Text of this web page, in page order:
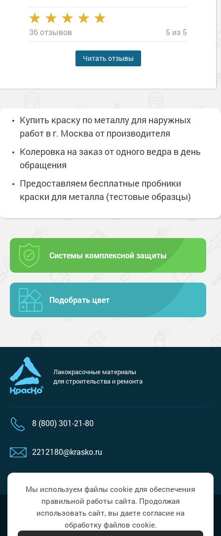
36 отзывов 5 из 5
Читать отзывы
Купить краску по металлу для наружных
работ в г. Москва от производителя
Колеровка на заказ от одного ведра в день
обращения
Предоставляем бесплатные пробники
краски для металла (тестовые образцы)
Системы комплексной защиты
Подобрать цвет
Лакокрасочные материалы
для строительства и ремонта
8 (800) 301-21-80
2212180@krasko.ru
Политика в области обработки
персональных данных
Мы используем файлы cookie для обеспечения
правильной работы сайта. Продолжая
использовать сайт, вы даете согласие на
обработку файлов cookie.